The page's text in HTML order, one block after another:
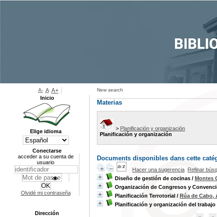
New search
Materias
> Planificación y organización
Planificación y organización
Documents disponibles dans cette
Hacer una sugerencia Refinar
Diseño de gestión de cocinas / Montes
Organización de Congresos y
Planificación Terrotorial / Rúa de Cabo,
Planificación y organización del trabajo
A- A A+
Inicio
Elige idioma
Conectarse
acceder a su cuenta de
usuario
Olvidé mi contraseña
Dirección